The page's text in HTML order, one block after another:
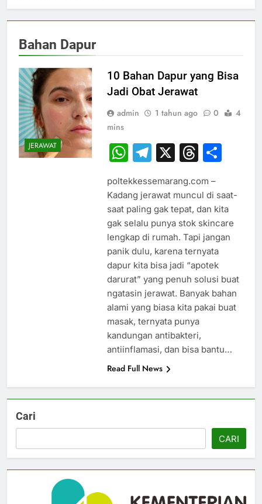
Bahan Dapur
JERAWAT
10 Bahan Dapur yang Bisa
Jadi Obat Jerawat
admin 1 tahun ago 0
4
mins
WhatsApp
Telegram
X
poltekkessemarang.com –
Kadang jerawat muncul di saat-
saat paling gak tepat, dan kita
gak selalu punya stok skincare
lengkap di rumah. Tapi jangan
panik dulu, karena ternyata
dapur kita bisa jadi “apotek
darurat” yang penuh solusi buat
ngatasin jerawat. Banyak bahan
alami yang biasa kita pakai buat
masak, ternyata punya
kandungan antibakteri,
antiinflamasi, dan bisa bantu…
Read Full News
Cari
CARI